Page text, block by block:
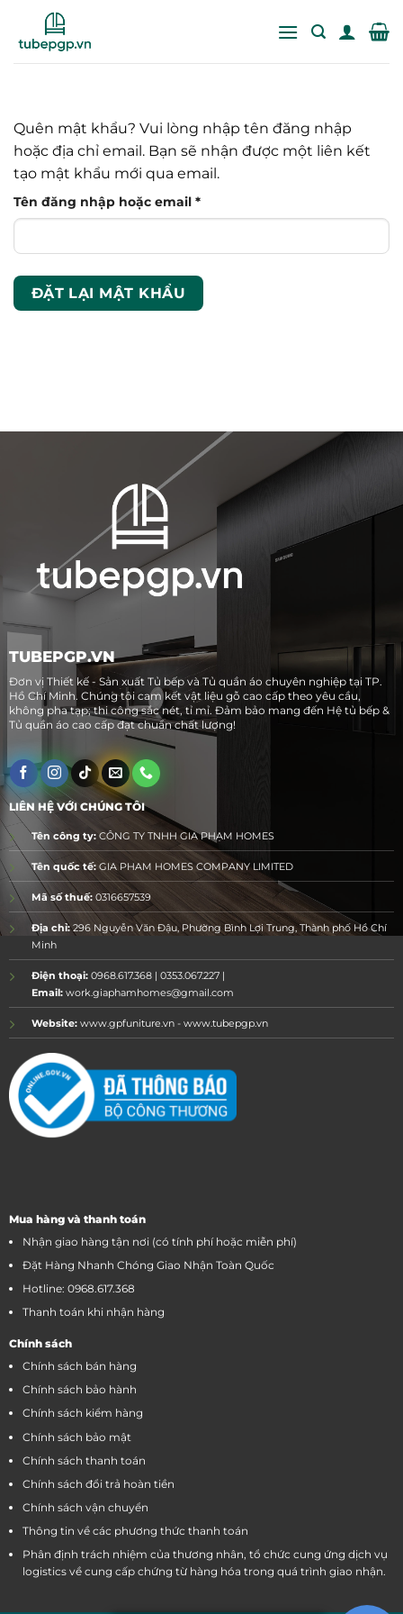
Quên mật khẩu? Vui lòng nhập tên đăng nhập
hoặc địa chỉ email. Bạn sẽ nhận được một liên kết
tạo mật khẩu mới qua email.
Tên đăng nhập hoặc email *Bắt
buộc
ĐẶT LẠI MẬT KHẨU
TUBEPGP.VN
Đơn vị Thiết kế - Sản xuất Tủ bếp và Tủ quần áo chuyên nghiệp tại TP.
Hồ Chí Minh. Chúng tôi cam kết vật liệu gỗ cao cấp theo yêu cầu,
không pha tạp; thi công sắc nét, tỉ mỉ. Đảm bảo mang đến Hệ tủ bếp &
Tủ quần áo cao cấp đạt chuẩn chất lượng!
LIÊN HỆ VỚI CHÚNG TÔI
Tên công ty:CÔNG TY TNHH GIA PHẠM HOMES
Tên quốc tế:GIA PHAM HOMES COMPANY LIMITED
Mã số thuế:0316657539
Địa chỉ:296 Nguyễn Văn Đậu, Phường Bình Lợi Trung, Thành phố Hồ Chí
Minh
Điện thoại:0968.617.368 | 0353.067.227 |
Email:work.giaphamhomes@gmail.com
Website:www.gpfuniture.vn - www.tubepgp.vn
Mua hàng và thanh toán
Nhận giao hàng tận nơi (có tính phí hoặc miễn phí)
Đặt Hàng Nhanh Chóng Giao Nhận Toàn Quốc
Hotline: 0968.617.368
Thanh toán khi nhận hàng
Chính sách
Chính sách bán hàng
Chính sách bảo hành
Chính sách kiểm hàng
Chính sách bảo mật
Chính sách thanh toán
Chính sách đổi trả hoàn tiền
Chính sách vận chuyển
Thông tin về các phương thức thanh toán
Phân định trách nhiệm của thương nhân, tổ chức cung ứng dịch vụ
logistics về cung cấp chứng từ hàng hóa trong quá trình giao nhận.